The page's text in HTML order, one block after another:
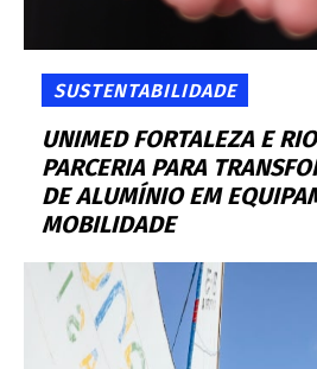
SUSTENTABILIDADE
UNIMED FORTALEZA E
PARCERIA PARA
DE ALUMÍNIO EM
MOBILIDADE